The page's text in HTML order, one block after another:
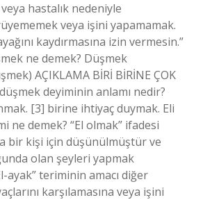
hastalık nedeniyle
veya işini yapamamak.
kaydırmasına izin vermesin.”
ne demek? Düşmek
AÇIKLAMA BİRİ BİRİNE ÇOK
düşmek deyiminin anlamı nedir?
[3] birine ihtiyaç duymak. Eli
ne demek? “El olmak” ifadesi
bir kişi için düşünülmüştür ve
olan şeyleri yapmak
ayak” teriminin amacı diğer
karşılamasına veya işini